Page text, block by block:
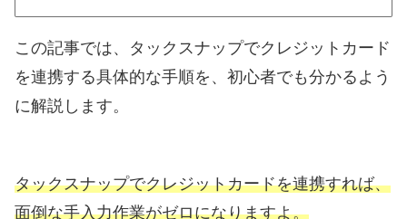
この記事では、タックスナップでクレジットカード
を連携する具体的な手順を、初心者でも分かるよう
に解説します。
タックスナップでクレジットカードを連携すれば、
面倒な手入力作業がゼロになりますよ。